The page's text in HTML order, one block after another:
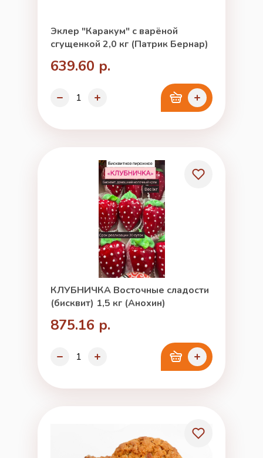
Эклер "Каракум" с варёной
сгущенкой 2,0 кг (Патрик Бернар)
639.60 р.
КЛУБНИЧКА Восточные сладости
(бисквит) 1,5 кг (Анохин)
875.16 р.